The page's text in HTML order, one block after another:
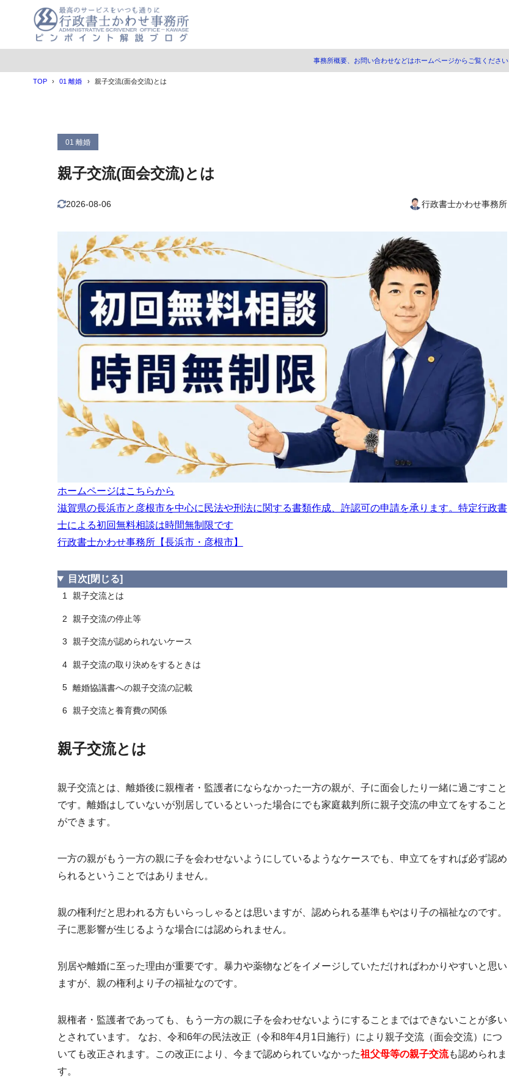
事務所概要、お問い合わせなどはホームページからご覧ください
TOP 01 離婚 親子交流(面会交流)とは
01 離婚
親子交流(面会交流)とは
2026-08-06 行政書士かわせ事務所
ホームページはこちらから
滋賀県の長浜市と彦根市を中心に民法や刑法に関する書類作成、許認可の申請を承ります。特定行政書
士による初回無料相談は時間無制限です
行政書士かわせ事務所【長浜市・彦根市】
目次 [閉じる]
1 親子交流とは
2 親子交流の停止等
3 親子交流が認められないケース
4 親子交流の取り決めをするときは
5 離婚協議書への親子交流の記載
6 親子交流と養育費の関係
親子交流とは
親子交流とは、離婚後に親権者・監護者にならなかった一方の親が、 子に面会したり一緒に過ごすこと
です。離婚はしていないが別居しているといった場合にでも家庭裁判所に親子交流の申立てをすること
ができます。
一方の親がもう一方の親に子を会わせないようにしているようなケースでも、申立てをすれば必ず認め
られるということではありません。
親の権利だと思われる方もいらっしゃるとは思いますが、認められる基準もやはり子の福祉なのです。
子に悪影響が生じるような場合には認められません。
別居や離婚に至った理由が重要です。暴力や薬物などをイメージしていただければわかりやすいと思い
ますが、 親の権利より子の福祉なのです。
親権者・監護者であっても、もう一方の親に子を会わせないようにすることまではできないことが多い
とされています。 なお、令和6年の民法改正（令和8年4月1日施行）により親子交流（面会交流）につ
いても改正されます。この改正により、今まで認められていなかった祖父母等の親子交流も認められま
す。
5